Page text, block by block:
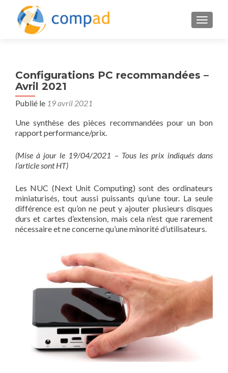
Configurations PC recommandées –
Avril 2021
Publié le 19 avril 2021
Une synthèse des pièces recommandées pour un bon
rapport performance/prix.
(Mise à jour le 19/04/2021 – Tous les prix indiqués dans
l’article sont HT)
Les NUC (Next Unit Computing) sont des ordinateurs
miniaturisés, tout aussi puissants qu’une tour. La seule
différence est qu’on ne peut y ajouter plusieurs disques
durs et cartes d’extension, mais cela n’est que rarement
nécessaire et ne concerne qu’une minorité d’utilisateurs.